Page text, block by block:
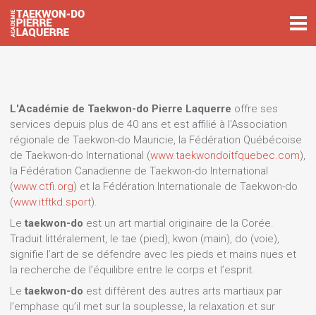
L'Académie de Taekwon-do Pierre Laquerre offre ses
services depuis plus de 40 ans et est affilié à l'Association
régionale de Taekwon-do Mauricie, la Fédération Québécoise
de Taekwon-do International (www.taekwondoitfquebec.com),
la Fédération Canadienne de Taekwon-do International
(www.ctfi.org) et la Fédération Internationale de Taekwon-do
(www.itftkd.sport).
Le taekwon-do est un art martial originaire de la Corée.
Traduit littéralement, le tae (pied), kwon (main), do (voie),
signifie l’art de se défendre avec les pieds et mains nues et
la recherche de l’équilibre entre le corps et l’esprit.
Le taekwon-do est différent des autres arts martiaux par
l’emphase qu’il met sur la souplesse, la relaxation et sur